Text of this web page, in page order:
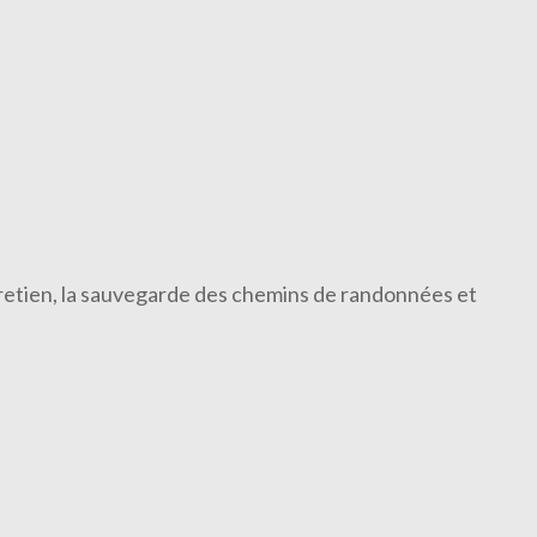
la sauvegarde des chemins de randonnées et